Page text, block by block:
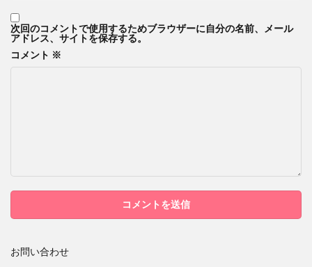
次回のコメントで使用するためブラウザーに自分の名前、メール
アドレス、サイトを保存する。
コメント ※
お問い合わせ